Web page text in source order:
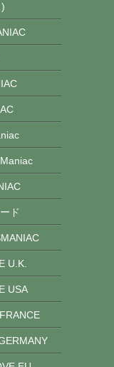
ド
U.K.
USA